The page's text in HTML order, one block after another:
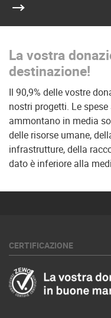
La vostra
destinazione!
Il 90,9% delle vostre
nostri progetti. Le
ammontano in media
delle risorse umane,
infrastrutture, della
dato è inferiore alla
CERTIFICAZIONE